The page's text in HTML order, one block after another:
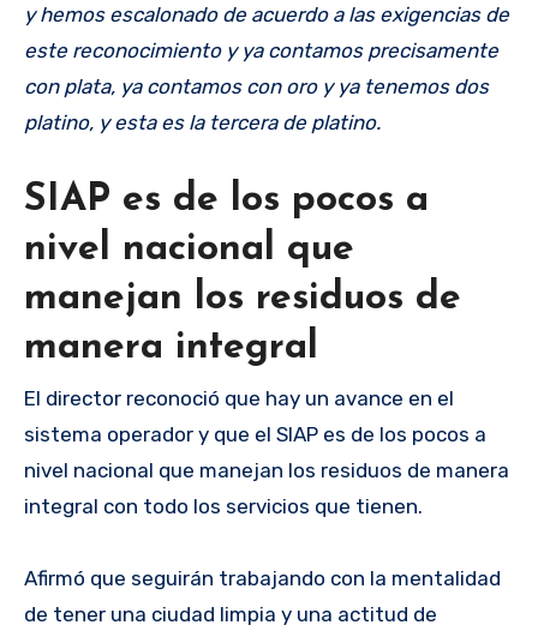
y hemos escalonado de acuerdo a las exigencias de
este reconocimiento y ya contamos precisamente
con plata, ya contamos con oro y ya tenemos dos
platino, y esta es la tercera de platino.
SIAP es de los pocos a
nivel nacional que
manejan los residuos de
manera integral
El director reconoció que hay un avance en el
sistema operador y que el SIAP es de los pocos a
nivel nacional que manejan los residuos de manera
integral con todo los servicios que tienen.
Afirmó que seguirán trabajando con la mentalidad
de tener una ciudad limpia y una actitud de